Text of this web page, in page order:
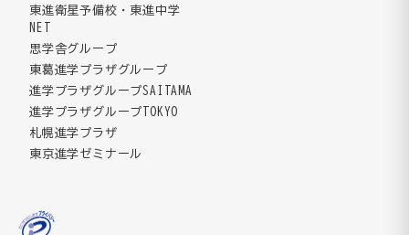
東進衛星予備校・東進中学
NET
思学舎グループ
東葛進学プラザグループ
進学プラザグループSAITAMA
進学プラザグループTOKYO
札幌進学プラザ
東京進学ゼミナール